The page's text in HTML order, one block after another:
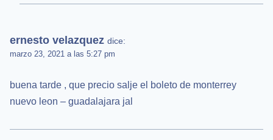
ernesto velazquez dice:
marzo 23, 2021 a las 5:27 pm
buena tarde , que precio salje el boleto de monterrey
nuevo leon – guadalajara jal